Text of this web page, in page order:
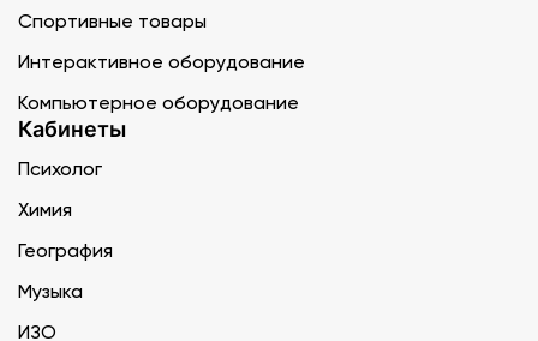
Спортивные товары
Интерактивное оборудование
Компьютерное оборудование
Кабинеты
Психолог
Химия
География
Музыка
ИЗО